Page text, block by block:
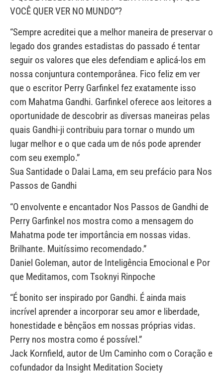
VOCÊ QUER VER NO MUNDO”?
“Sempre acreditei que a melhor maneira de preservar o
legado dos grandes estadistas do passado é tentar
seguir os valores que eles defendiam e aplicá-los em
nossa conjuntura contemporânea. Fico feliz em ver
que o escritor Perry Garfinkel fez exatamente isso
com Mahatma Gandhi. Garfinkel oferece aos leitores a
oportunidade de descobrir as diversas maneiras pelas
quais Gandhi-ji contribuiu para tornar o mundo um
lugar melhor e o que cada um de nós pode aprender
com seu exemplo.”
Sua Santidade o Dalai Lama, em seu prefácio para Nos
Passos de Gandhi
“O envolvente e encantador Nos Passos de Gandhi de
Perry Garfinkel nos mostra como a mensagem do
Mahatma pode ter importância em nossas vidas.
Brilhante. Muitíssimo recomendado.”
Daniel Goleman, autor de Inteligência Emocional e Por
que Meditamos, com Tsoknyi Rinpoche
“É bonito ser inspirado por Gandhi. É ainda mais
incrível aprender a incorporar seu amor e liberdade,
honestidade e bênçãos em nossas próprias vidas.
Perry nos mostra como é possível.”
Jack Kornfield, autor de Um Caminho com o Coração e
cofundador da Insight Meditation Society